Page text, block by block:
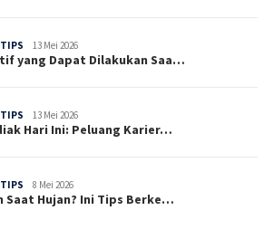
13 Mei 2026
yang Dapat Dilakukan Saa…
13 Mei 2026
Hari Ini: Peluang Karier…
8 Mei 2026
Saat Hujan? Ini Tips Berke…